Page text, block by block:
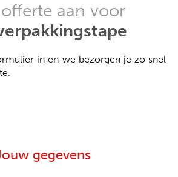
aan voor
in en we bezorgen je zo snel
gegevens